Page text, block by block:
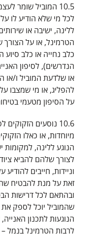
10.5 המוביל שומר
לכל מי שלא הודיע לו
ללינה, ישיבה או
הטרמינל, או על הצורך
כלב נחייה או כלב
הנדרשים), לסיפון
או שלדעת המוביל ו/או
להפליג, או מי שמצבו
על הסיפון מטעמי
10.6 נוסעים
מיוחדות, או כאלו
הנוגע ללינה, למקומות
לצורך שלהם להביא
וניידות, חייבים
זאת על מנת להבטיח
ובהתאם לכל דרישות
שהמוביל יוכל לספק את
הנוגעות לתכנון
לרבות הטרמינל בנמל